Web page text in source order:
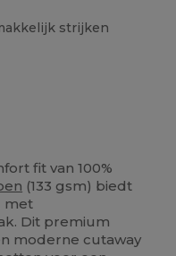
strijken
fit van 100%
(133 gsm) biedt
met
Dit premium
moderne cutaway